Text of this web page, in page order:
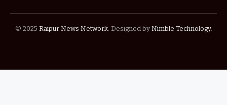
© 2025 Raipur News Network. Designed by Nimble Technology.